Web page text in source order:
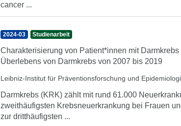
cancer ...
2024-03 Studienarbeit
Charakterisierung von Patient*innen mit
Überlebens von Darmkrebs von 2007 bis 2019
Leibniz-Institut für Präventionsforschung und
Darmkrebs (KRK) zählt mit rund 61.000
zweithäufigsten Krebsneuerkrankung bei Frauen
zur dritthäufigsten ...